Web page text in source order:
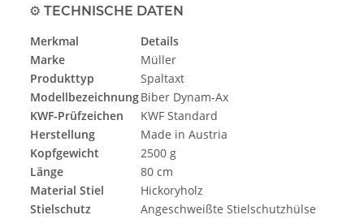
⚙️ TECHNISCHE DATEN
Merkmal
Details
Marke
Müller
Produkttyp
Spaltaxt
ModellbezeichnungBiber Dynam-Ax
KWF-Prüfzeichen
KWF Standard
Herstellung
Made in Austria
Kopfgewicht
2500 g
Länge
80 cm
Material Stiel
Hickoryholz
Stielschutz
Angeschweißte Stielschutzhülse